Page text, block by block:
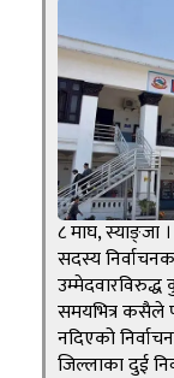
८ माघ, स्याङ्जा
सदस्य
समयभित्र कसैले
नदिएको
जिल्लाका दुई